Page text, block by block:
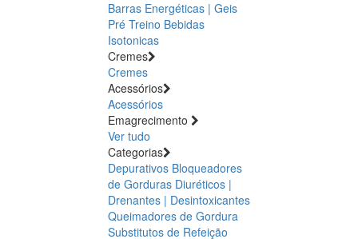
Barras Energéticas | Geis
Pré Treino Bebidas
Isotonicas
Cremes
Cremes
Acessórios
Acessórios
Emagrecimento
Ver tudo
Categorias
Depurativos Bloqueadores
de Gorduras Diuréticos |
Drenantes | Desintoxicantes
Queimadores de Gordura
Substitutos de Refeição